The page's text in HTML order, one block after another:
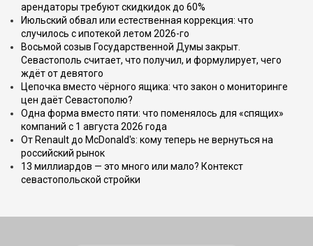
арендаторы требуют скидкидок до 60%
Июльский обвал или естественная коррекция: что
случилось с ипотекой летом 2026-го
Восьмой созыв Государственной Думы закрыт.
Севастополь считает, что получил, и формулирует, чего
ждёт от девятого
Цепочка вместо чёрного ящика: что закон о мониторинге
цен даёт Севастополю?
Одна форма вместо пяти: что поменялось для «спящих»
компаний с 1 августа 2026 года
От Renault до McDonald's: кому теперь не вернуться на
российский рынок
13 миллиардов — это много или мало? Контекст
севастопольской стройки